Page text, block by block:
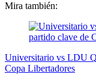
Mira también:
Universitario vs LDU
Copa Libertadores